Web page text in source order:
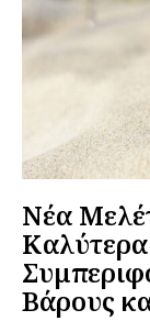
Νέα
Βάρους